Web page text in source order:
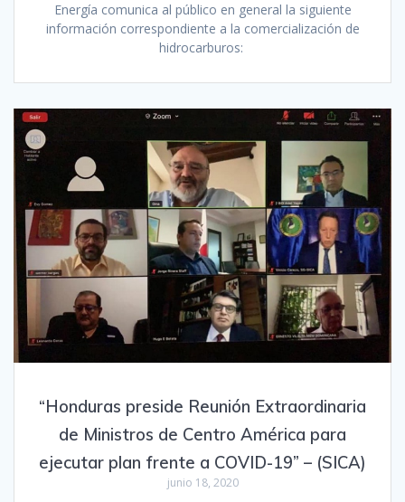
Energía comunica al público en general la siguiente
información correspondiente a la comercialización de
hidrocarburos: ‬
“Honduras preside Reunión Extraordinaria
de Ministros de Centro América para
ejecutar plan frente a COVID-19” – (SICA)
junio 18, 2020